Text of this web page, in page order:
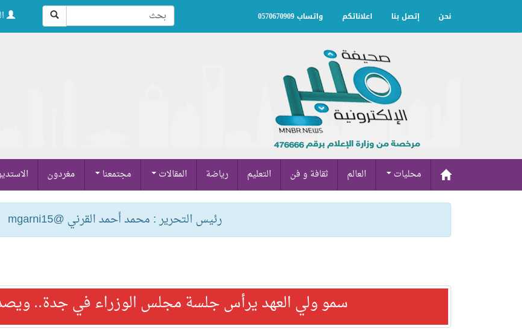
نحن إتصل بنا اعلاناتكم واتساب 0570670909
محليات العالم ثقافة و فن التعليم رياضة المقالات مجتمعنا مغردون
رئيس التحرير : محمد أحمد القرني @mgarni15
سمو ولي العهد يرأس جلسة مجلس الوزراء في جدة..